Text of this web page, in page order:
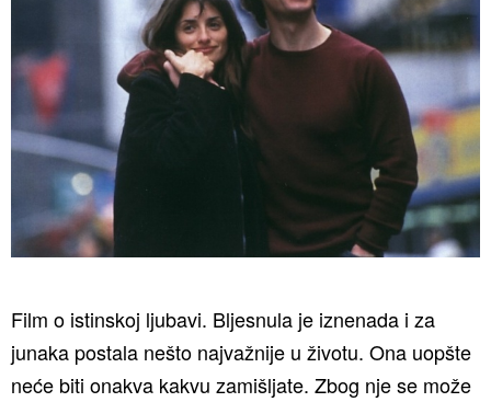
Film o istinskoj ljubavi. Bljesnula je iznenada i za
junaka postala nešto najvažnije u životu. Ona uopšte
neće biti onakva kakvu zamišljate. Zbog nje se može